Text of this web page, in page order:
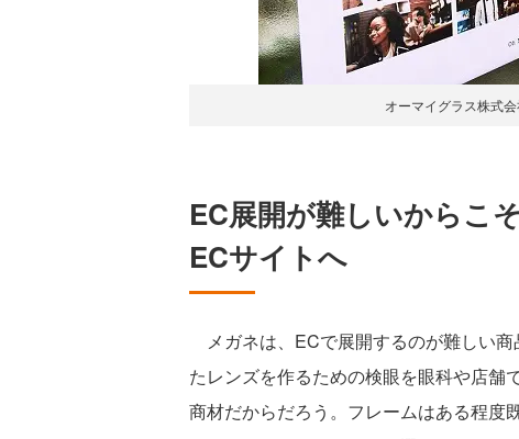
オーマイグラス株式
EC展開が難しいからこ
ECサイトへ
メガネは、ECで展開するのが難しい
たレンズを作るための検眼を眼科や店舗
商材だからだろう。フレームはある程度